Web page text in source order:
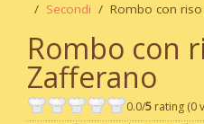
Secondi
Rombo con
Rombo con
Zafferano
0.0/5 rating (0